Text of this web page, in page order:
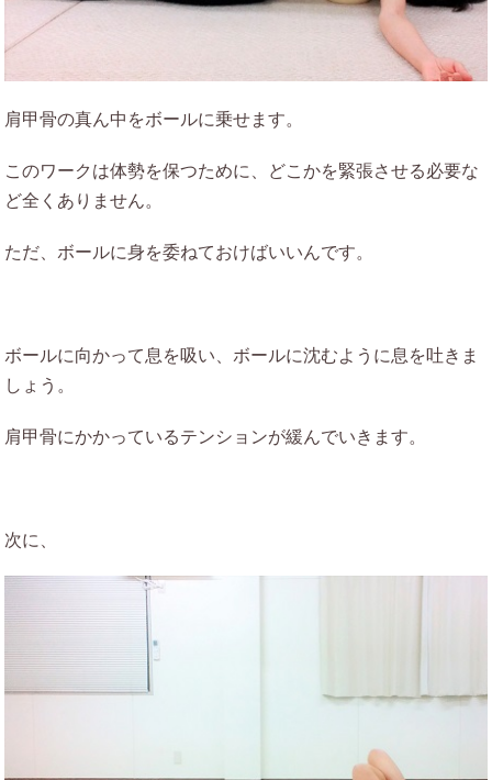
肩甲骨の真ん中をボールに乗せます。
このワークは体勢を保つために、どこかを緊張させる必要な
ど全くありません。
ただ、ボールに身を委ねておけばいいんです。
ボールに向かって息を吸い、ボールに沈むように息を吐きま
しょう。
肩甲骨にかかっているテンションが緩んでいきます。
次に、